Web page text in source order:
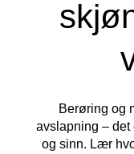
Berøring og
avslapning – det
og sinn. Lær